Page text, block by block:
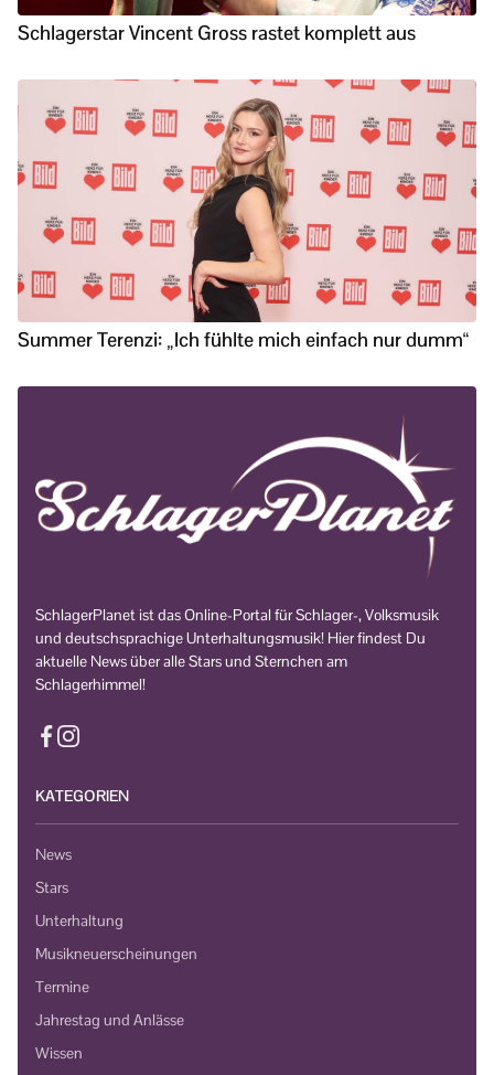
Schlagerstar Vincent Gross rastet komplett aus
Summer Terenzi: „Ich fühlte mich einfach nur dumm“
SchlagerPlanet ist das Online-Portal für Schlager-, Volksmusik
und deutschsprachige Unterhaltungsmusik! Hier findest Du
aktuelle News über alle Stars und Sternchen am
Schlagerhimmel!
KATEGORIEN
News
Stars
Unterhaltung
Musikneuerscheinungen
Termine
Jahrestag und Anlässe
Wissen